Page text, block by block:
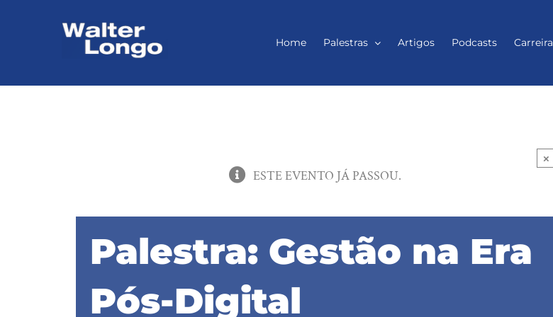
Home Palestras Artigos Podcasts Carreira
×
ESTE EVENTO JÁ PASSOU.
Palestra: Gestão na Era
Pós-Digital